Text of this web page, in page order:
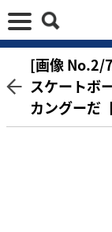
[画像 No.2/
スケートボ
カングーだ